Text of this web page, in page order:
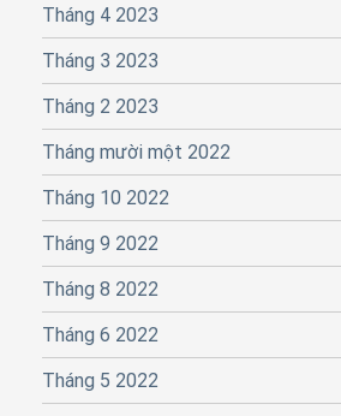
Tháng 4 2023
Tháng 3 2023
Tháng 2 2023
Tháng mười một 2022
Tháng 10 2022
Tháng 9 2022
Tháng 8 2022
Tháng 6 2022
Tháng 5 2022